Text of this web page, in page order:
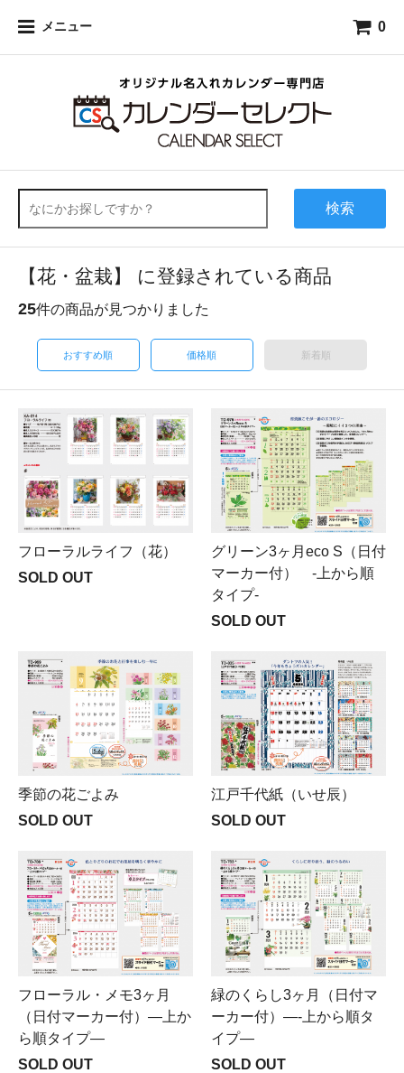
メニュー 0
検索
【花・盆栽】 に登録されている商品
25件の商品が見つかりました
おすすめ順 価格順 新着順
フローラルライフ（花）
SOLD OUT
グリーン3ヶ月eco S（日付
マーカー付） -上から順
タイプ-
SOLD OUT
季節の花ごよみ
SOLD OUT
江戸千代紙（いせ辰）
SOLD OUT
フローラル・メモ3ヶ月
（日付マーカー付）―上か
ら順タイプ―
SOLD OUT
緑のくらし3ヶ月（日付マ
ーカー付）―-上から順タ
イプ―
SOLD OUT